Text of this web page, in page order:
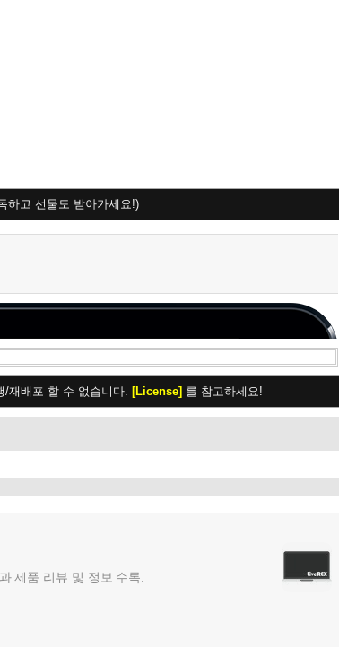
하고 선물도 받아가세요!)
/재배포 할 수 없습니다. [License] 를 참고하세요!
제품 리뷰 및 정보 수록.